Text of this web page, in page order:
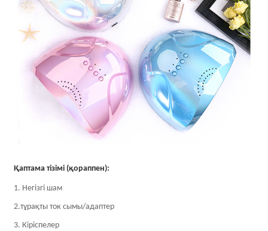
Қаптама тізімі (қораппен):
1. Негізгі шам
2.тұрақты ток сымы/адаптер
3. Кіріспелер